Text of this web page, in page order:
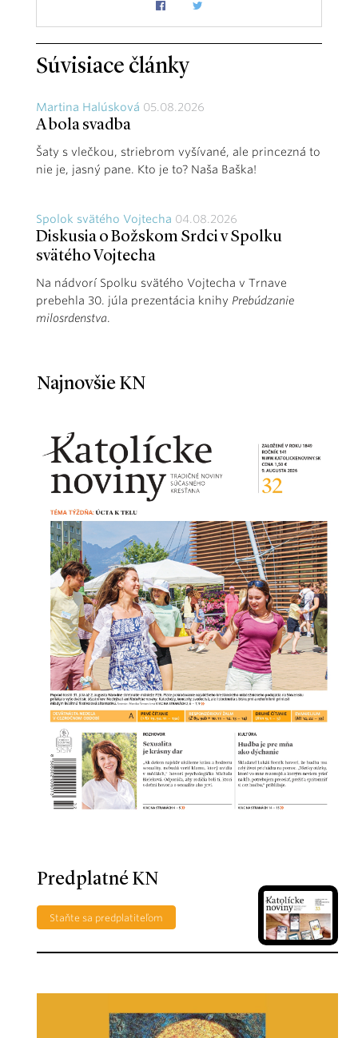
Súvisiace články
Martina Halúsková 05.08.2026
A bola svadba
Šaty s vlečkou, striebrom vyšívané, ale princezná to
nie je, jasný pane. Kto je to? Naša Baška!
Spolok svätého Vojtecha 04.08.2026
Diskusia o Božskom Srdci v Spolku
svätého Vojtecha
Na nádvorí Spolku svätého Vojtecha v Trnave
prebehla 30. júla prezentácia knihy Prebúdzanie
milosrdenstva.
Najnovšie KN
Predplatné KN
Staňte sa predplatiteľom